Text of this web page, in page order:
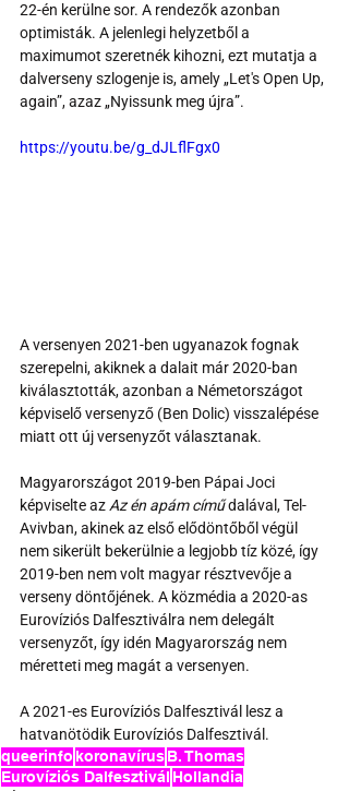
22-én kerülne sor. A rendezők azonban
optimisták. A jelenlegi helyzetből a
maximumot szeretnék kihozni, ezt mutatja a
dalverseny szlogenje is, amely „Let's Open Up,
again”, azaz „Nyissunk meg újra”.
https://youtu.be/g_dJLflFgx0
A versenyen 2021-ben ugyanazok fognak
szerepelni, akiknek a dalait már 2020-ban
kiválasztották, azonban a Németországot
képviselő versenyző (Ben Dolic) visszalépése
miatt ott új versenyzőt választanak.
Magyarországot 2019-ben Pápai Joci
képviselte az Az én apám című dalával, Tel-
Avivban, akinek az első elődöntőből végül
nem sikerült bekerülnie a legjobb tíz közé, így
2019-ben nem volt magyar résztvevője a
verseny döntőjének. A közmédia a 2020-as
Eurovíziós Dalfesztiválra nem delegált
versenyzőt, így idén Magyarország nem
méretteti meg magát a versenyen.
A 2021-es Eurovíziós Dalfesztivál lesz a
hatvanötödik Eurovíziós Dalfesztivál.
queerinfo koronavírusB. Thomas
Eurovíziós Dalfesztivál Hollandia